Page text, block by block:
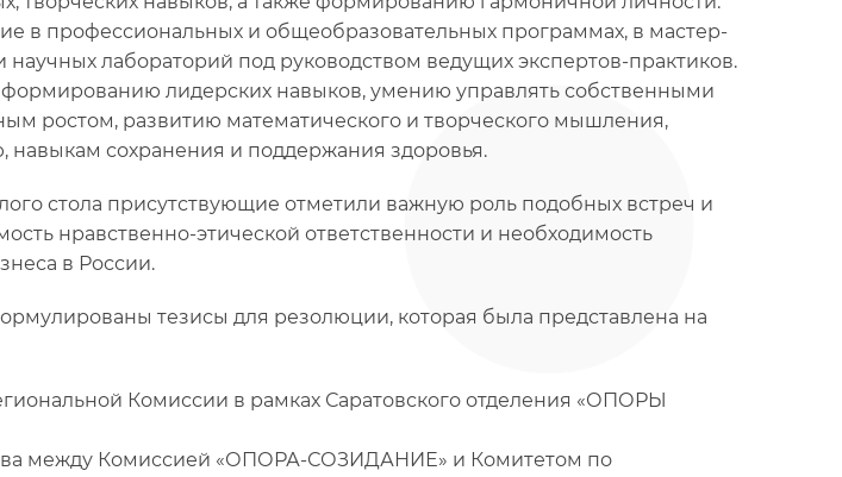
в профессиональных и общеобразовательных программах, в мастер-
научных лабораторий под руководством ведущих экспертов-практиков.
лидерских навыков, умению управлять собственными
ростом, развитию математического и творческого мышления,
сохранения и поддержания здоровья.
стола присутствующие отметили важную роль подобных встреч и
нравственно-этической ответственности и необходимость
в России.
тезисы для резолюции, которая была представлена на
Комиссии в рамках Саратовского отделения «ОПОРЫ
между Комиссией «ОПОРА-СОЗИДАНИЕ» и Комитетом по